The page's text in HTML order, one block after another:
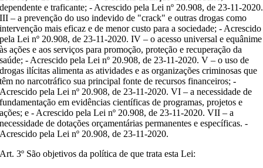
dependente e traficante; - Acrescido pela Lei nº 20.908, de 23-11-2020.
III – a prevenção do uso indevido de "crack" e outras drogas como
intervenção mais eficaz e de menor custo para a sociedade; - Acrescido
pela Lei nº 20.908, de 23-11-2020. IV – o acesso universal e equânime
às ações e aos serviços para promoção, proteção e recuperação da
saúde; - Acrescido pela Lei nº 20.908, de 23-11-2020. V – o uso de
drogas ilícitas alimenta as atividades e as organizações criminosas que
têm no narcotráfico sua principal fonte de recursos financeiros; -
Acrescido pela Lei nº 20.908, de 23-11-2020. VI – a necessidade de
fundamentação em evidências científicas de programas, projetos e
ações; e - Acrescido pela Lei nº 20.908, de 23-11-2020. VII – a
necessidade de dotações orçamentárias permanentes e específicas. -
Acrescido pela Lei nº 20.908, de 23-11-2020.
Art. 3º São objetivos da política de que trata esta Lei: